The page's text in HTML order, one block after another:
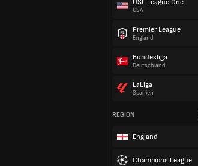
USL League One
USA
Premier League
England
Bundesliga
Deutschland
LaLiga
Spanien
REGION
England
Champions League